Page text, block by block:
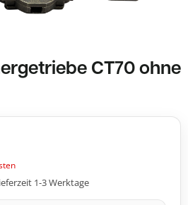
CT70 ohne
1-3 Werktage